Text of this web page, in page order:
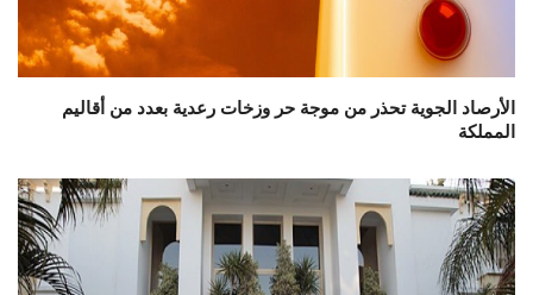
الأرصاد الجوية تحذر من موجة حر وزخات رعدية بعدد من أقاليم
المملكة